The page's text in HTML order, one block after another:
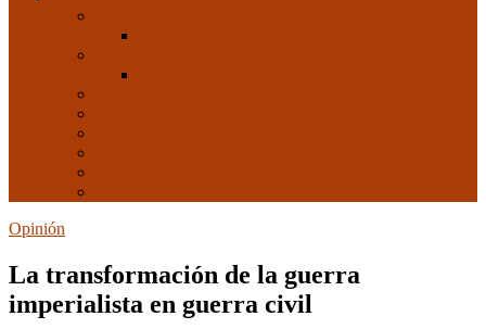
Opinión
La transformación de la guerra
imperialista en guerra civil